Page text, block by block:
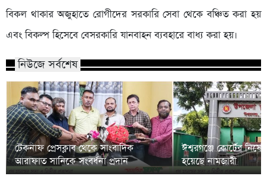
বিকল থাকার অজুহাতে রোগীদের সরকারি সেবা থেকে বঞ্চিত করা হয়
এবং বিকল্প হিসেবে বেসরকারি যানবাহন ব্যবহারে বাধ্য করা হয়।
নিউজে সর্বশেষ
টেকনাফ প্রেসক্লাব থেকে সাংবাদিক
আরাফাত সানিকে সংবর্ধনা প্রদান
ঈশ্বরগঞ্জে কোর্টের
হয়েছে নামজারী